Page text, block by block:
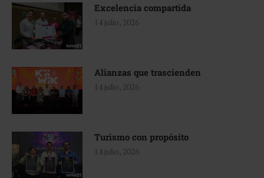
Excelencia compartida
14 julio, 2026
Alianzas que trascienden
14 julio, 2026
Turismo con propósito
14 julio, 2026